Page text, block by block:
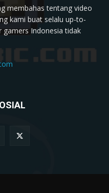
membahas tentang video
kami buat selalu up-to-
Indonesia tidak